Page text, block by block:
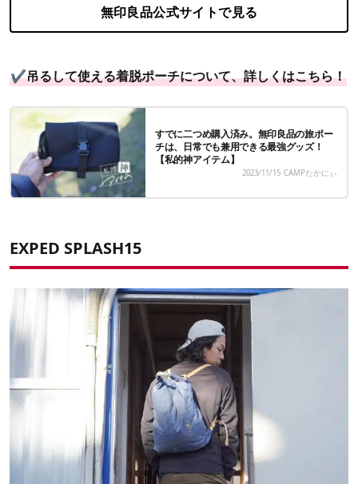
無印良品公式サイトで見る
✔吊るして使える着脱ポーチについて、詳しくはこちら！
すでに二つめ購入済み。無印良品の旅ポー
チは、日常でも兼用できる最強グッズ！
【私的神アイテム】
2023/11/15 CAMPたかにぃ
EXPED SPLASH15